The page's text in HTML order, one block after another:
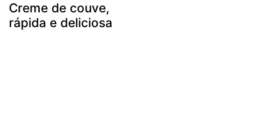
Creme de couve,
rápida e deliciosa